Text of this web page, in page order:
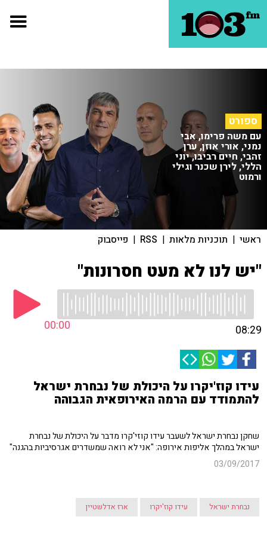
ספורט
עם משה פרימו, אבי
נמני, אורי אוזן, ערן
זהבי, חיים רביבו, יוני
הללי, לירן שכנר וגילי
ורמוט
ראשי | תוכניות מלאות |
RSS
| פייסבוק
"יש לנו לא מעט חסרונות"
00:00 08:29
עידו קוז'יקרו על היכולת של נבחרת ישראל
להתמודד עם הרמה האירופאית הגבוהה
שחקן נבחרת ישראל לשעבר עידו קוזי'קרו מדבר על היכולת של נבחרת
ישראל במהלך אליפות אירופה: "אני לא רואה שמשדרים אגרסיביות בהגנה"
03/09/2017
נבחרת ישראל עידו קוז'יקרו ארז אדלשטיין